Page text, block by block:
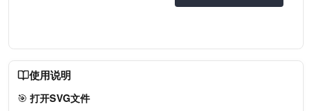
使用说明
🎯 打开SVG文件